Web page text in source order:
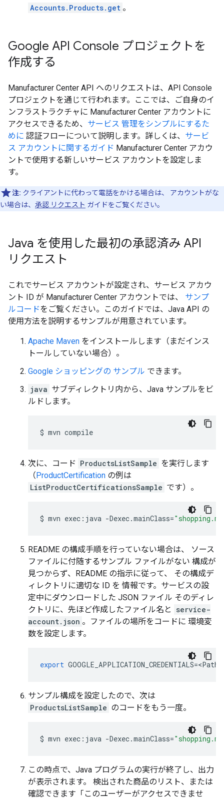
Accounts.Products.get 。
Google API Console プロジェクトを
作成する
Manufacturer Center API へのリクエストは、API Console
プロジェクトを通じて行われます。ここでは、ご自身のイ
ンフラストラクチャに Manufacturer Center アカウントに
アクセスできるため、 サービス 管理をシンプルにするた
めに 認証フローについて説明します。詳しくは、 サービ
ス アカウントに関するガイド Manufacturer Center アカウ
ントで使用する新しいサービス アカウントを設定しま
す。
注: クライアントに代わって電話をかける場合は、 アカウントがな
い場合は、 承認 リクエスト ガイドをご覧ください。
Java を使用した最初の承認済み API
リクエスト
これでサービス アカウントが設定され、サービス アカウ
ント ID が Manufacturer Center アカウントでは、 サンプ
ルコードをご覧ください。このガイドでは、Java API の
使用方法を説明するサンプルが用意されています。
Apache Maven をインストールします（まだインス
トールしていない場合）。
Google ショッピングの サンプル できます。
java サブディレクトリ内から、Java サンプルをビ
ルドします。
$ mvn
次に、コード ProductsListSample を実行します
（ProductCertification の例は
ListProductCertificationsSample です）。
$ mvn exec:java -Dexec.mainClass=
README の構成手順を行っていない場合は、 ソース
ファイルに付随するサンプル ファイルがない 構成が
見つからず、README の指示に従って、 その構成デ
ィレクトリに適切な ID を 情報です。サービスの設
定中にダウンロードした JSON ファイル そのディレ
クトリに、先ほど作成したファイル名と
service-
account.json 。ファイルの場所をコードに 環境変
数を設定します。
export GOOGLE_APPLICATION_CREDENTIALS=<Path
サンプル構成を設定したので、次は
ProductsListSample のコードをもう一度。
$ mvn exec:java -Dexec.mainClass=
この時点で、Java プログラムの実行が終了し、出力
が表示されます。 検出された商品のリスト、または
確認できます「このユーザーがアクセスできませ